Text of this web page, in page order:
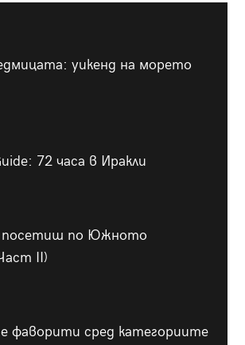
уикенд на морето
72 часа в Иракли
посетиш по Южното
II)
фаворити сред категориите